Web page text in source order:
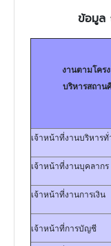
ข้อมู
งานตามโคร
บริหารสถาน
เจ้าหน้าที่งานบริหารทั่
เจ้าหน้าที่งานบุคลากร
เจ้าหน้าที่งานการเงิน
เจ้าหน้าที่การบัญชี